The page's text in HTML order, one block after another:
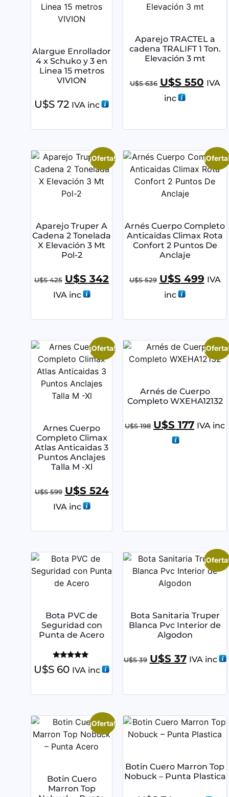
Alargue Enrollador
4 x Schuko y 3 en
Linea 15 metros
VIVION
U$S 72 IVA inc
Aparejo TRACTEL a
cadena TRALIFT 1 Ton.
Elevación 3 mt
U$S636 U$S550 IVA
inc
¡Oferta!
Aparejo Truper A
Cadena 2 Tonelada
X Elevación 3 Mt
Pol-2
U$S425 U$S 342
IVA inc
Arnés Cuerpo Completo
Anticaidas Climax Rota
Confort 2 Puntos De
Anclaje
U$S529 U$S499 IVA
inc
¡Oferta!
Arnes Cuerpo
Completo Climax
Atlas Anticaidas 3
Puntos Anclajes
Talla M -Xl
U$S599 U$S524
IVA inc
Arnés de Cuerpo
Completo WXEHA12132
U$S198 U$S 177 IVA inc
Bota PVC de
Seguridad con
Punta de Acero
Valorado
con
U$S 60 IVA inc
Bota Sanitaria Truper
Blanca Pvc Interior de
Algodon
U$S39 U$S37 IVA inc
¡Oferta!
Botin Cuero
Marron Top
Botin Cuero Marron Top
Nobuck – Punta Plastica